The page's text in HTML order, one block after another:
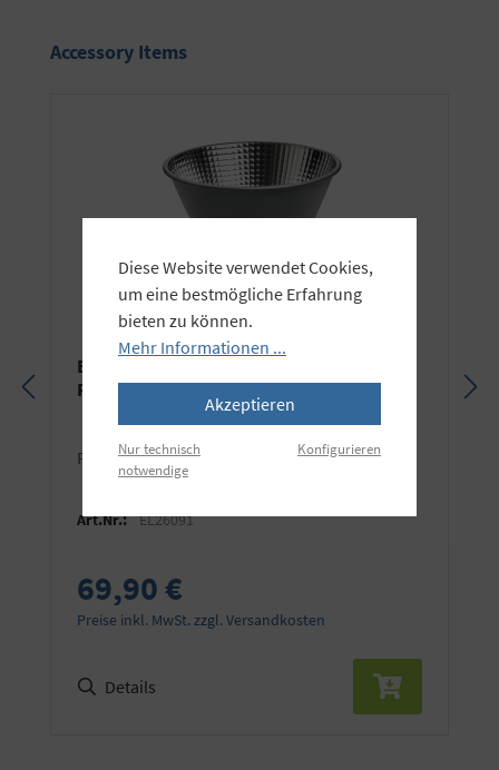
Produktgalerie überspringen
Accessory Items
Elinchrom OCF Hyper Performance
Reflektor
Passend für Elinchrom und Profoto® OCF.
Art.Nr.: EL26091
69,90 €
Preise inkl. MwSt. zzgl. Versandkosten
Details
Diese Website verwendet Cookies,
um eine bestmögliche Erfahrung
bieten zu können.
Mehr Informationen ...
Akzeptieren
Nur technisch
notwendige
Konfigurieren